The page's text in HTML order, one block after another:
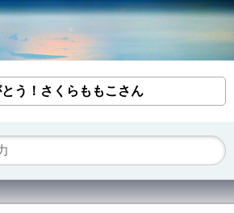
う！さくらももこさん